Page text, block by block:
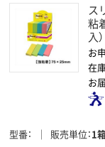
ス
粘
入
お
在庫
お
型番 販売単位 1